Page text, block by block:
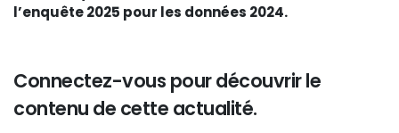
l’enquête 2025 pour les données 2024.
Connectez-vous pour découvrir le
contenu de cette actualité.